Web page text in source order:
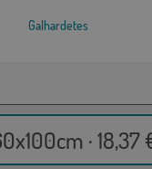
Galhardetes
· 18,37